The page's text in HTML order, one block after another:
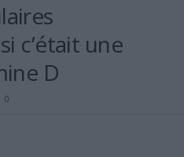
c’était une
D
0